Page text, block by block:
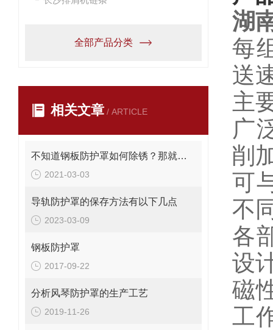
全部产品分类
相关文章 / ARTICLE
不知道钢板防护罩如何除锈？那就看看这个吧
2021-03-03
导轨防护罩的保存方法有以下几点
2023-03-09
钢板防护罩
2017-09-22
分析风琴防护罩的生产工艺
2019-11-26
湖
每
送
主
广
削
可
不
各
设
磁
工